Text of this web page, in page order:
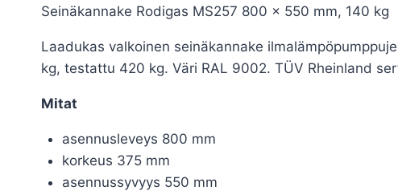
Seinäkannake Rodigas MS257 800 x 550 mm, 140 kg
Laadukas valkoinen seinäkannake
kg, testattu 420 kg. Väri RAL 9002. TÜV Rheinland
Mitat
asennusleveys 800 mm
korkeus 375 mm
asennussyvyys 550 mm